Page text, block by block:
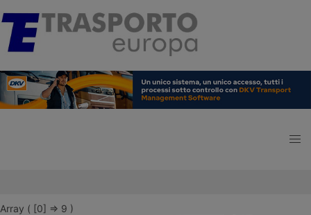
Array ( [0] => 9 )